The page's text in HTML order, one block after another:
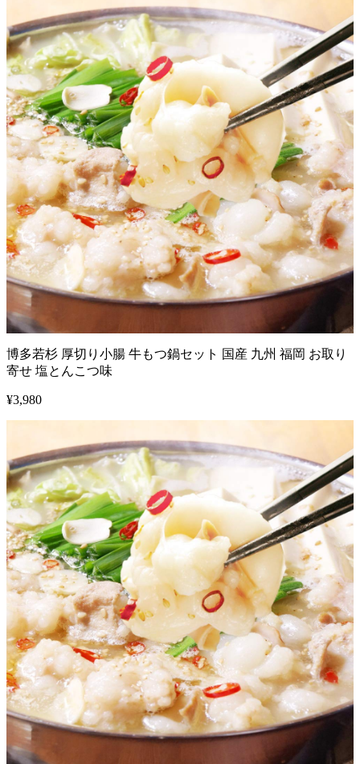
博多若杉 厚切り小腸 牛もつ鍋セット 国産 九州 福岡 お取り
寄せ 塩とんこつ味
¥3,980